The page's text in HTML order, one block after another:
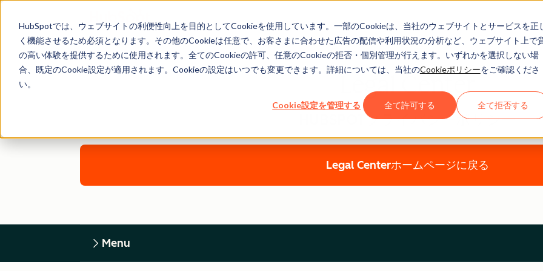
HubSpotでは、ウェブサイトの利便性向上を目的としてCookieを使用しています。一部のCookieは、当社のウェブサイトとサービスを正
く機能させるため必須となります。その他のCookieは任意で、お客さまに合わせた広告の配信や利用状況の分析など、ウェブサイト上で
の高い体験を提供するために使用されます。全てのCookieの許可、任意のCookieの拒否・個別管理が行えます。いずれかを選択しない場
合、既定のCookie設定が適用されます。Cookieの設定はいつでも変更できます。詳細については、当社のCookieポリシーをご確認くださ
い。
Cookie設定を管理する 全て許可する 全て拒否する
Legal Center
HUBSPOTプライバシーポリシー
Legal Centerホームページに戻る
Menu